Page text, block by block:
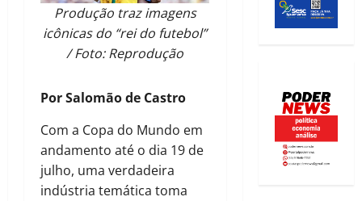
Produção traz imagens
icônicas do “rei do futebol”
/ Foto: Reprodução
Por Salomão de Castro
Com a Copa do Mundo em
andamento até o dia 19 de
julho, uma verdadeira
indústria temática toma